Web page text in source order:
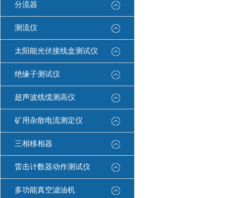
分流器
测流仪
太阳能光伏接线盒测试仪
绝缘子测试仪
超声波线缆测高仪
矿用杂散电流测定仪
三相移相器
雷击计数器动作测试仪
多功能真空滤油机